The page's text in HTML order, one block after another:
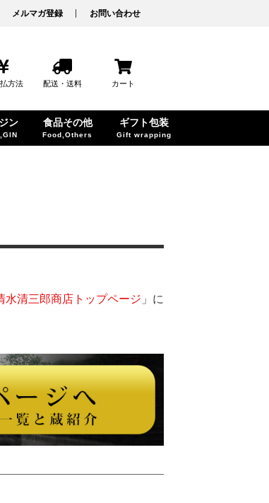
メルマガ登録 お問い合わせ
方法 配送・送料 カート
ン 食品その他
Food,Others
ギフト包装
Gift wrapping
水清三郎商店トップページ 」に